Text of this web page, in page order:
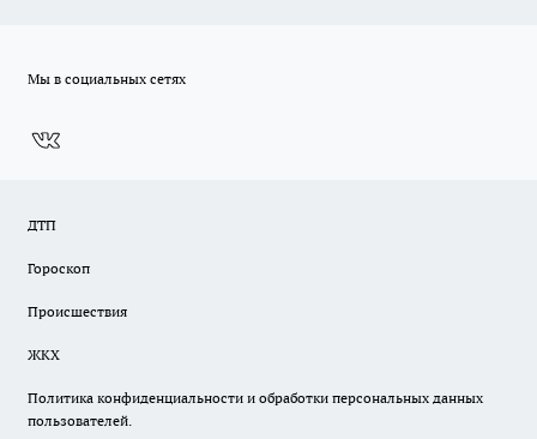
Мы в социальных сетях
ДТП
Гороскоп
Происшествия
ЖКХ
Политика конфиденциальности и обработки персональных данных
пользователей.